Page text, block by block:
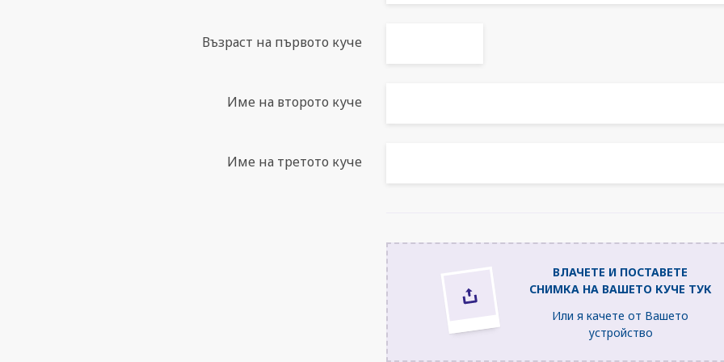
Възраст на първото куче
Име на второто куче
Име на третото куче
ceva_feliway_testimonials_picture
ВЛАЧЕТЕ И ПОСТАВЕТЕ
СНИМКА НА ВАШЕТО КУЧЕ ТУК
Или я качете от Вашето
устройство